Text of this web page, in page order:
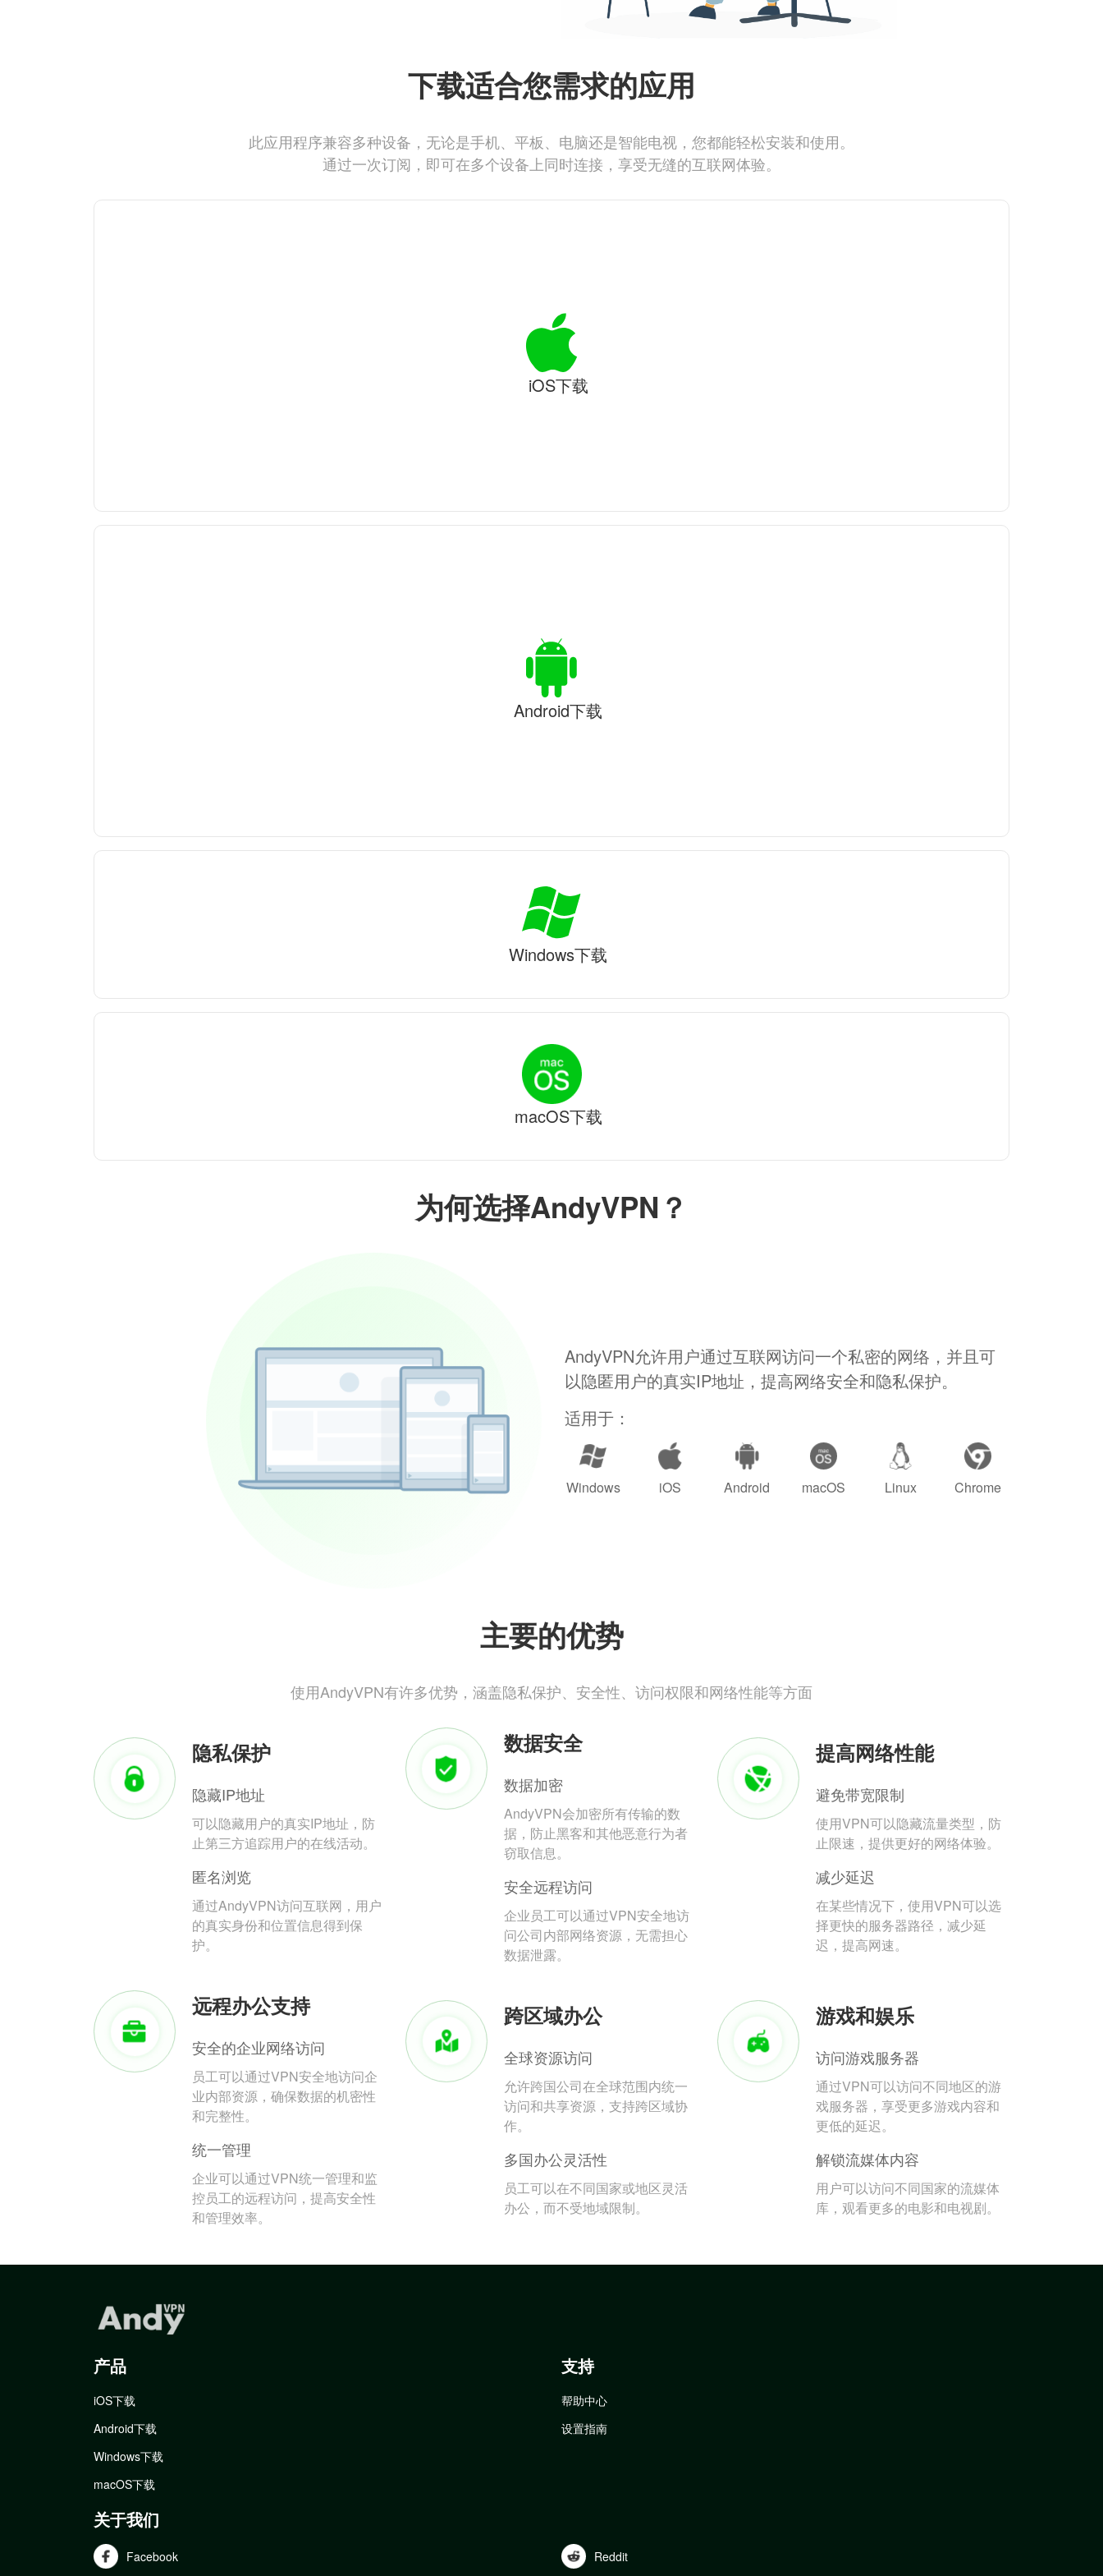
为何选择AndyVPN？
AndyVPN允许用户通过互联网访问一个私密的网络，并且可
以隐匿用户的真实IP地址，提高网络安全和隐私保护。
适用于：
Windows iOS Android macOS Linux Chrome
主要的优势
使用AndyVPN有许多优势，涵盖隐私保护、安全性、访问权限和网络性能等方面
隐私保护
隐藏IP地址
可以隐藏用户的真实IP地址，防
止第三方追踪用户的在线活动。
匿名浏览
通过AndyVPN访问互联网，用户
的真实身份和位置信息得到保
护。
数据安全
数据加密
AndyVPN会加密所有传输的数
据，防止黑客和其他恶意行为者
窃取信息。
安全远程访问
企业员工可以通过VPN安全地访
问公司内部网络资源，无需担心
数据泄露。
提高网络性能
避免带宽限制
使用VPN可以隐藏流量类型，防
止限速，提供更好的网络体验。
减少延迟
在某些情况下，使用VPN可以选
择更快的服务器路径，减少延
迟，提高网速。
远程办公支持
安全的企业网络访问
员工可以通过VPN安全地访问企
业内部资源，确保数据的机密性
和完整性。
统一管理
企业可以通过VPN统一管理和监
控员工的远程访问，提高安全性
和管理效率。
跨区域办公
全球资源访问
允许跨国公司在全球范围内统一
访问和共享资源，支持跨区域协
作。
多国办公灵活性
员工可以在不同国家或地区灵活
办公，而不受地域限制。
游戏和娱乐
访问游戏服务器
通过VPN可以访问不同地区的游
戏服务器，享受更多游戏内容和
更低的延迟。
解锁流媒体内容
用户可以访问不同国家的流媒体
库，观看更多的电影和电视剧。
下载适合您需求的应用
此应用程序兼容多种设备，无论是手机、平板、电脑还是智能电视，您都能轻松安装和使用。
通过一次订阅，即可在多个设备上同时连接，享受无缝的互联网体验。
iOS下载
Android下载
Windows下载
macOS下载
产品
iOS下载
Android下载
Windows下载
macOS下载
支持
帮助中心
设置指南
关于我们
Facebook Reddit